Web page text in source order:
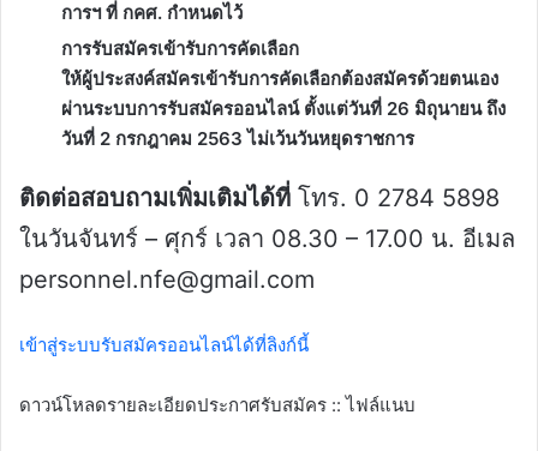
การฯ ที่ กคศ. กำหนดไว้
การรับสมัครเข้ารับการคัดเลือก
ให้ผู้ประสงค์สมัครเข้ารับการคัดเลือกต้องสมัครด้วยตนเอง
ผ่านระบบการรับสมัครออนไลน์ ตั้งแต่วันที่ 26 มิถุนายน ถึง
วันที่ 2 กรกฎาคม 2563 ไม่เว้นวันหยุดราชการ
ติดต่อสอบถามเพิ่มเติมได้ที่ โทร. 0 2784 5898
ในวันจันทร์ – ศุกร์ เวลา 08.30 – 17.00 น. อีเมล
personnel.nfe@gmail.com
เข้าสู่ระบบรับสมัครออนไลน์ได้ที่ลิงก์นี้
ดาวน์โหลดรายละเอียดประกาศรับสมัคร :: ไฟล์แนบ